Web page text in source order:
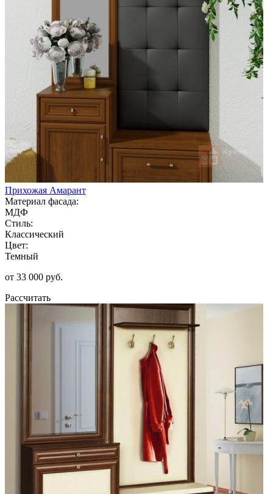
Прихожая Амарант
Материал фасада:
МДФ
Стиль:
Классический
Цвет:
Темный
от 33 000 руб.
Рассчитать